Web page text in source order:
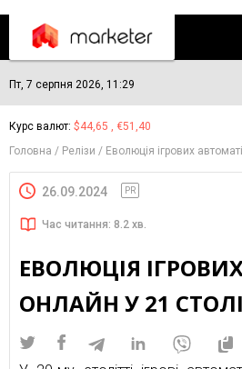
Пт, 7 серпня 2026, 11:29
Курс валют: $44,65 , €51,40
Головна
Релізи Еволюція ігрових
26.09.2024 PR
Час читання: 8.2 хв.
ЕВОЛЮЦІЯ
ОНЛАЙН У 21